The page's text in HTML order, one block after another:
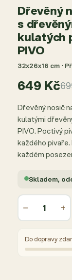
Dřevěný
s
kulatých
PIVO
32x26x16 cm ·
649 Kč
Dřevěný nosič
kulatými
PIVO. Poctivý
každého
každém
Skladem,
− +
Do dopravy